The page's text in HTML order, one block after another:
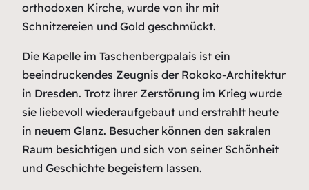
orthodoxen Kirche, wurde von ihr mit
Schnitzereien und Gold geschmückt.
Die Kapelle im Taschenbergpalais ist ein
beeindruckendes Zeugnis der Rokoko-Architektur
in Dresden. Trotz ihrer Zerstörung im Krieg wurde
sie liebevoll wiederaufgebaut und erstrahlt heute
in neuem Glanz. Besucher können den sakralen
Raum besichtigen und sich von seiner Schönheit
und Geschichte begeistern lassen.